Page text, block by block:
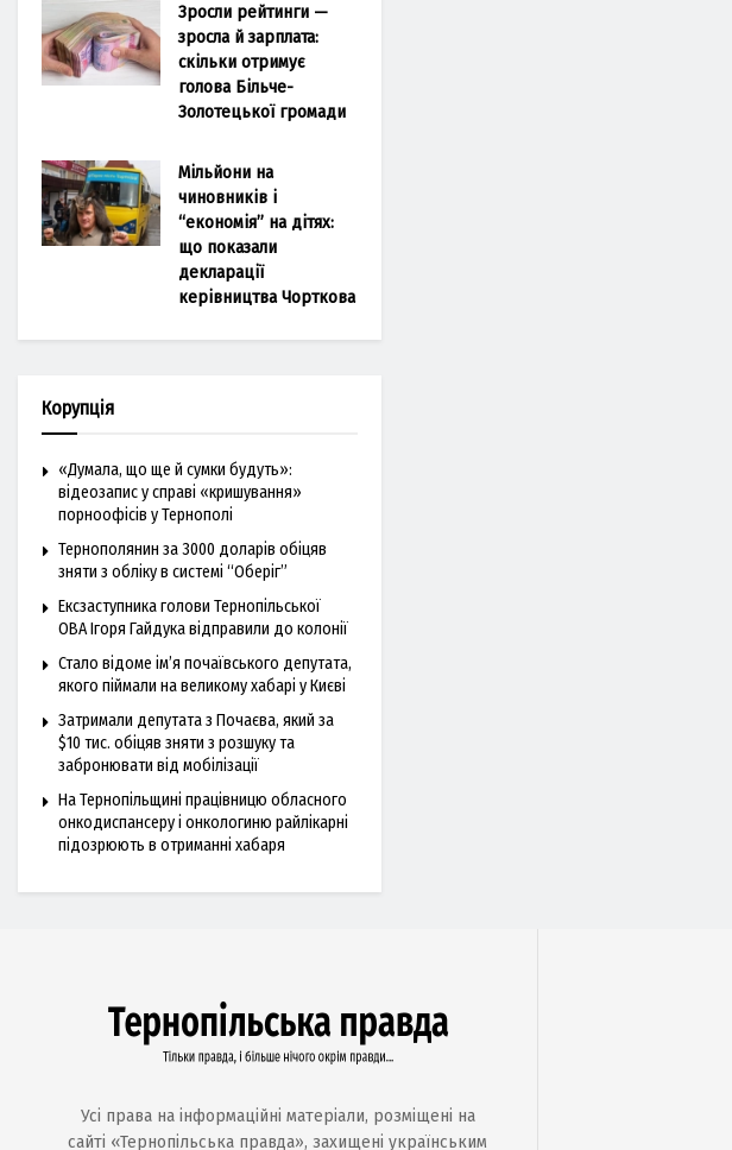
Зросли рейтинги —
зросла й зарплата:
скільки отримує
голова Більче-
Золотецької громади
Мільйони на
чиновників і
“економія” на дітях:
що показали
декларації
керівництва Чорткова
Корупція
«Думала, що ще й сумки будуть»:
відеозапис у справі «кришування»
порноофісів у Тернополі
Тернополянин за 3000 доларів обіцяв
зняти з обліку в системі “Оберіг”
Ексзаступника голови Тернопільської
ОВА Ігоря Гайдука відправили до колонії
Стало відоме ім’я почаївського депутата,
якого піймали на великому хабарі у Києві
Затримали депутата з Почаєва, який за
$10 тис. обіцяв зняти з розшуку та
забронювати від мобілізації
На Тернопільщині працівницю обласного
онкодиспансеру і онкологиню райлікарні
підозрюють в отриманні хабаря
Усі права на інформаційні матеріали, розміщені на
сайті «Тернопільська правда», захищені українським